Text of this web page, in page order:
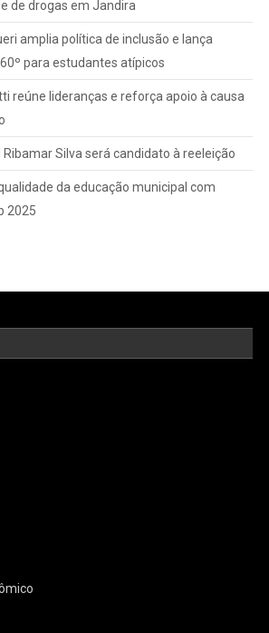
de drogas em Jandira
amplia política de inclusão e lança
para estudantes atípicos
reúne lideranças e reforça apoio à causa
Silva será candidato à reeleição
da educação municipal com
2025